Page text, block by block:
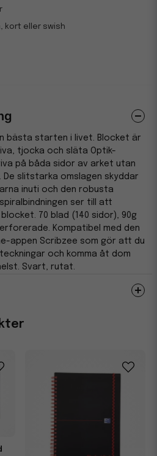
kort eller swish
bästa starten i livet. Blocket är
tjocka och släta Optik-
på båda sidor av arket utan
slitstarka omslagen skyddar
inuti och den robusta
ser till att
70 blad (140 sidor), 90g
Kompatibel med den
appen Scribzee som gör att du
och komma åt dom
Svart, rutat.